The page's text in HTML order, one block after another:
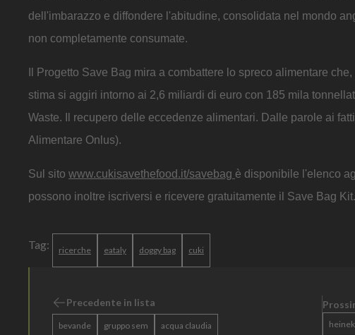
dell'imbarazzo e diffondere l'abitudine, consolidata nel mondo
non completamente consumate.
Il Progetto Save Bag mira a combattere lo spreco alimentare
stima si aggiri intorno ai 2,6 miliardi di euro con 185 mila
Waste. Il recupero delle eccedenze alimentari. Dalle parole ai
Alimentare Onlus).
Sul sito www.cukisavethefood.it/savebag è disponibile l'elenco
possono inoltre iscriversi e ricevere gratuitamente il Save Bag Kit.
Tag: ricerche eataly doggy bag cuki
Precedente in lista
bevande gruppo sem acqua claudia